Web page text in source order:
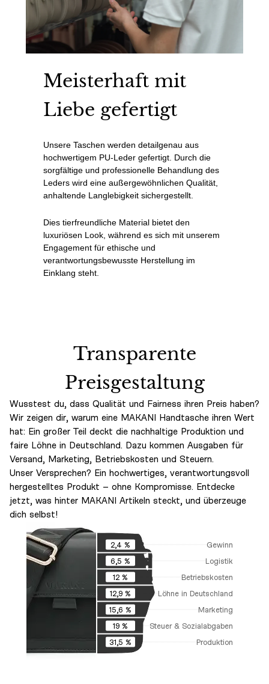
Meisterhaft mit
Liebe gefertigt
Unsere Taschen werden detailgenau aus
hochwertigem PU-Leder gefertigt. Durch die
sorgfältige und professionelle Behandlung des
Leders wird eine außergewöhnlichen Qualität,
anhaltende Langlebigkeit sichergestellt.
Dies tierfreundliche Material bietet den
luxuriösen Look, während es sich mit unserem
Engagement für ethische und
verantwortungsbewusste Herstellung im
Einklang steht.
Transparente
Preisgestaltung
Wusstest du, dass Qualität und Fairness ihren Preis haben?
Wir zeigen dir, warum eine MAKANI Handtasche ihren Wert
hat: Ein großer Teil deckt die nachhaltige Produktion und
faire Löhne in Deutschland. Dazu kommen Ausgaben für
Versand, Marketing, Betriebskosten und Steuern.
Unser Versprechen? Ein hochwertiges, verantwortungsvoll
hergestelltes Produkt – ohne Kompromisse. Entdecke
jetzt, was hinter MAKANI Artikeln steckt, und überzeuge
dich selbst!
2,4 %
Gewinn
6,5 %
Logistik
12 %
Betriebskosten
12,9 %
Löhne in Deutschland
15,6 %
Marketing
19 %
Steuer & Sozialabgaben
31,5 %
Produktion